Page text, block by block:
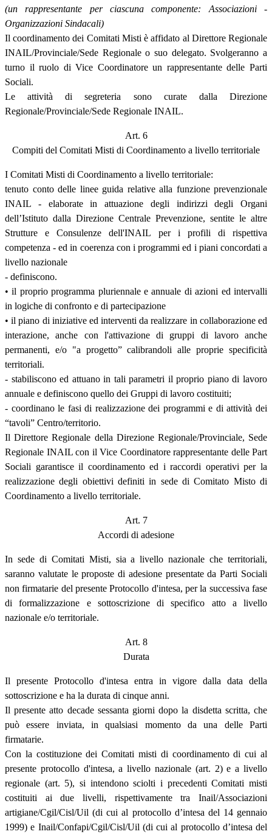
(un rappresentante per ciascuna componente: Associazioni -
Organizzazioni Sindacali)
Il coordinamento dei Comitati Misti è affidato al Direttore Regionale
INAIL/Provinciale/Sede Regionale o suo delegato. Svolgeranno a
turno il ruolo di Vice Coordinatore un rappresentante delle Parti
Sociali.
Le attività di segreteria sono curate dalla Direzione
Regionale/Provinciale/Sede Regionale INAIL.
Art. 6
Compiti del Comitati Misti di Coordinamento a livello territoriale
I Comitati Misti di Coordinamento a livello territoriale:
tenuto conto delle linee guida relative alla funzione prevenzionale
INAIL - elaborate in attuazione degli indirizzi degli Organi
dell’Istituto dalla Direzione Centrale Prevenzione, sentite le altre
Strutture e Consulenze dell'INAIL per i profili di rispettiva
competenza - ed in coerenza con i programmi ed i piani concordati a
livello nazionale
- definiscono.
• il proprio programma pluriennale e annuale di azioni ed intervalli
in logiche di confronto e di partecipazione
• il piano di iniziative ed interventi da realizzare in collaborazione ed
interazione, anche con l'attivazione di gruppi di lavoro anche
permanenti, e/o "a progetto” calibrandoli alle proprie specificità
territoriali.
- stabiliscono ed attuano in tali parametri il proprio piano di lavoro
annuale e definiscono quello dei Gruppi di lavoro costituiti;
- coordinano le fasi di realizzazione dei programmi e di attività dei
“tavoli” Centro/territorio.
Il Direttore Regionale della Direzione Regionale/Provinciale, Sede
Regionale INAIL con il Vice Coordinatore rappresentante delle Part
Sociali garantisce il coordinamento ed i raccordi operativi per la
realizzazione degli obiettivi definiti in sede di Comitato Misto di
Coordinamento a livello territoriale.
Art. 7
Accordi di adesione
In sede di Comitati Misti, sia a livello nazionale che territoriali,
saranno valutate le proposte di adesione presentate da Parti Sociali
non firmatarie del presente Protocollo d'intesa, per la successiva fase
di formalizzazione e sottoscrizione di specifico atto a livello
nazionale e/o territoriale.
Art. 8
Durata
Il presente Protocollo d'intesa entra in vigore dalla data della
sottoscrizione e ha la durata di cinque anni.
Il presente atto decade sessanta giorni dopo la disdetta scritta, che
può essere inviata, in qualsiasi momento da una delle Parti
firmatarie.
Con la costituzione dei Comitati misti di coordinamento di cui al
presente protocollo d'intesa, a livello nazionale (art. 2) e a livello
regionale (art. 5), si intendono sciolti i precedenti Comitati misti
costituiti ai due livelli, rispettivamente tra Inail/Associazioni
artigiane/Cgil/Cisl/Uil (di cui al protocollo d’intesa del 14 gennaio
1999) e Inail/Confapi/Cgil/Cisl/Uil (di cui al protocollo d’intesa del